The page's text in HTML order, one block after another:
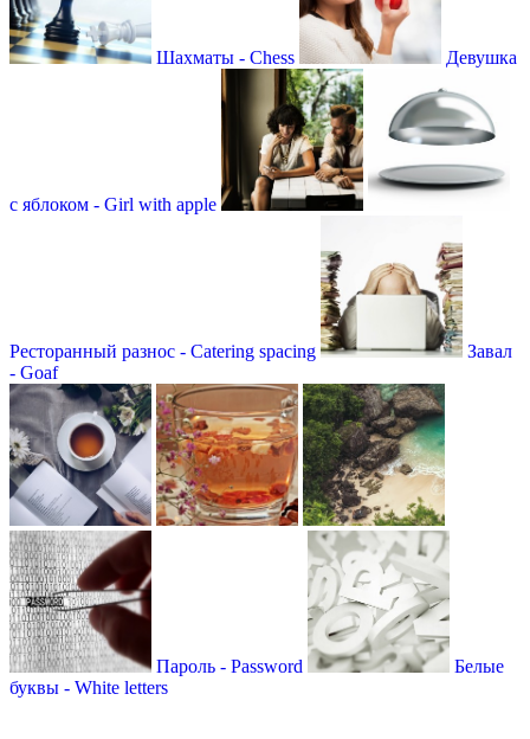
Шахматы - Сhess Девушка
с яблоком - Girl with apple
Ресторанный разнос - Catering spacing
Завал
- Goaf
Пароль - Рassword
Белые
буквы - White letters